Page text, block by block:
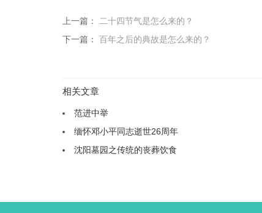
上一篇：
二十四节气是怎么来的？
下一篇： 百年之后的典故是怎么来的？
相关文章
范进中举
缅怀邓小平同志逝世26周年
沈阳墓园之传统的丧葬饮食